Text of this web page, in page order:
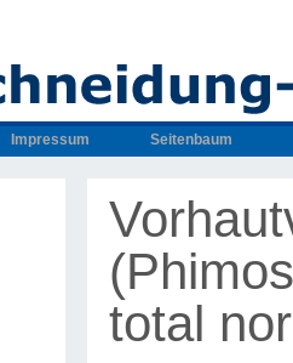
Impressum Seitenbaum
total